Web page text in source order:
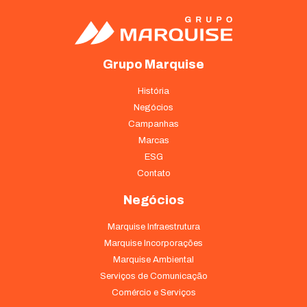
Grupo Marquise
História
Negócios
Campanhas
Marcas
ESG
Contato
Negócios
Marquise Infraestrutura
Marquise Incorporações
Marquise Ambiental
Serviços de Comunicação
Comércio e Serviços